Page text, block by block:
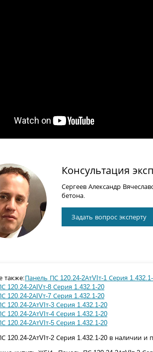
Консультация
Сергеев Александр
бетона.
Задать вопрос эксперту
также:Панель ПС 120.24-2АтVIт-1 Серия
120.24-2АIVт-8 Серия 1.432.1-20
120.24-2АIVт-7 Серия 1.432.1-20
120.24-2АтVIт-3 Серия 1.432.1-20
120.24-2АтVIт-4 Серия 1.432.1-20
120.24-2АтVIт-5 Серия 1.432.1-20
120.24-2АтVIт-2 Серия 1.432.1-20 в наличии и